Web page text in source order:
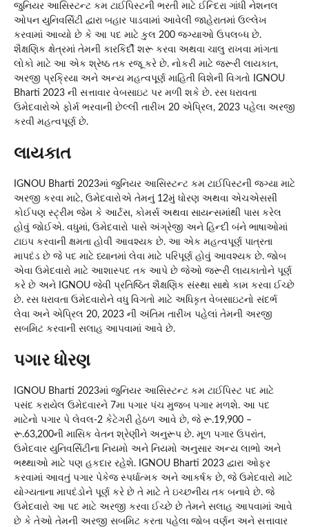
જુનિયર આસિસ્ટન્ટ કમ ટાઈપિસ્ટની ભરતી માટે ઈન્દિરા ગાંધી નેશનલ
ઓપન યુનિવર્સિટી દ્વારા બહાર પાડવામાં આવેલી જાહેરાતમાં ઉલ્લેખ
કરવામાં આવ્યો છે કે આ પદ માટે કુલ 200 જગ્યાઓ ઉપલબ્ધ છે.
શૈક્ષણિક ક્ષેત્રમાં તેમની કારકિર્દી શરૂ કરવા અથવા ચાલુ રાખવા માંગતા
લોકો માટે આ એક શ્રેષ્ઠ તક રજૂ કરે છે. નોકરી માટે જરૂરી લાયકાત,
અરજી પ્રક્રિયા અને અન્ય મહત્વપૂર્ણ માહિતી વિશેની વિગતો IGNOU
Bharti 2023 ની સત્તાવાર વેબસાઇટ પર મળી શકે છે. રસ ધરાવતા
ઉમેદવારોએ ફોર્મ ભરવાની છેલ્લી તારીખ 20 એપ્રિલ, 2023 પહેલા અરજી
કરવી મહત્વપૂર્ણ છે.
લાયકાત
IGNOU Bharti 2023માં જુનિયર આસિસ્ટન્ટ કમ ટાઈપિસ્ટની જગ્યા માટે
અરજી કરવા માટે, ઉમેદવારોએ તેમનું 12મું ધોરણ અથવા એચએસસી
કોઈપણ સ્ટ્રીમ જેમ કે આર્ટસ, કોમર્સ અથવા સાયન્સમાંથી પાસ કરેલ
હોવું જોઈએ. વધુમાં, ઉમેદવારો પાસે અંગ્રેજી અને હિન્દી બંને ભાષાઓમાં
ટાઇપ કરવાની ક્ષમતા હોવી આવશ્યક છે. આ એક મહત્વપૂર્ણ પાત્રતા
માપદંડ છે જે પદ માટે ધ્યાનમાં લેવા માટે પરિપૂર્ણ હોવું આવશ્યક છે. જોબ
એવા ઉમેદવારો માટે આશાસ્પદ તક આપે છે જેઓ જરૂરી લાયકાતોને પૂર્ણ
કરે છે અને IGNOU જેવી પ્રતિષ્ઠિત શૈક્ષણિક સંસ્થા સાથે કામ કરવા ઈચ્છે
છે. રસ ધરાવતા ઉમેદવારોને વધુ વિગતો માટે અધિકૃત વેબસાઇટનો સંદર્ભ
લેવા અને એપ્રિલ 20, 2023 ની અંતિમ તારીખ પહેલાં તેમની અરજી
સબમિટ કરવાની સલાહ આપવામાં આવે છે.
પગાર ધોરણ
IGNOU Bharti 2023માં જુનિયર આસિસ્ટન્ટ કમ ટાઈપિસ્ટ પદ માટે
પસંદ કરાયેલ ઉમેદવારને 7મા પગાર પંચ મુજબ પગાર મળશે. આ પદ
માટેનો પગાર પે લેવલ-2 કેટેગરી હેઠળ આવે છે, જે રૂ.19,900 –
રૂ.63,200ની માસિક વેતન શ્રેણીને અનુરૂપ છે. મૂળ પગાર ઉપરાંત,
ઉમેદવાર યુનિવર્સિટીના નિયમો અને નિયમો અનુસાર અન્ય લાભો અને
ભથ્થાઓ માટે પણ હકદાર રહેશે. IGNOU Bharti 2023 દ્વારા ઓફર
કરવામાં આવતું પગાર પેકેજ સ્પર્ધાત્મક અને આકર્ષક છે, જે ઉમેદવારો માટે
યોગ્યતાના માપદંડોને પૂર્ણ કરે છે તે માટે તે ઇચ્છનીય તક બનાવે છે. જે
ઉમેદવારો આ પદ માટે અરજી કરવા ઈચ્છે છે તેમને સલાહ આપવામાં આવે
છે કે તેઓ તેમની અરજી સબમિટ કરતા પહેલા જોબ વર્ણન અને સત્તાવાર